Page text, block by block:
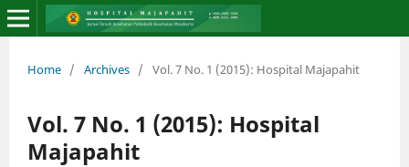
Home / Archives / Vol. 7 No. 1 (2015): Hospital Majapahit
Vol. 7 No. 1 (2015): Hospital
Majapahit